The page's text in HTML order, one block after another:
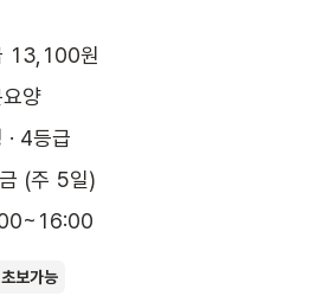
13,100원
양
· 4등급
(주 5일)
초보가능